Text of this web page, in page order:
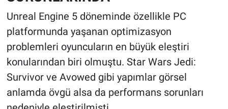
Unreal Engine 5 döneminde özellikle PC
platformunda yaşanan optimizasyon
problemleri oyuncuların en büyük eleştiri
konularından biri olmuştu. Star Wars Jedi:
Survivor ve Avowed gibi yapımlar görsel
anlamda övgü alsa da performans sorunları